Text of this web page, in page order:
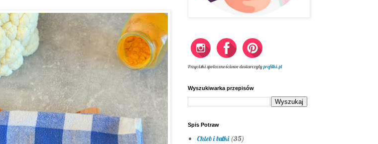
Przyciski społecznościowe dostarczyłyprofilki.pl
Wyszukiwarka przepisów
Spis Potraw
Chleb i bułki (35)